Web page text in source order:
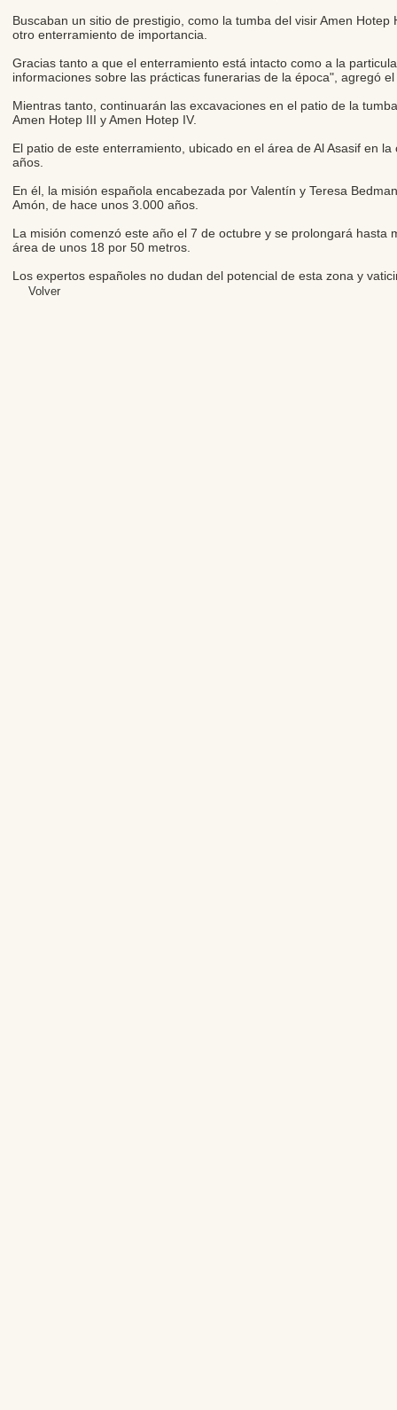
Buscaban un sitio de prestigio, como la tumba del visir Amen
otro enterramiento de importancia.
Gracias tanto a que el enterramiento está intacto como a la
informaciones sobre las prácticas funerarias de la época", agregó
Mientras tanto, continuarán las excavaciones en el patio de la
Amen Hotep III y Amen Hotep IV.
El patio de este enterramiento, ubicado en el área de Al Asasif en
años.
En él, la misión española encabezada por Valentín y Teresa
Amón, de hace unos 3.000 años.
La misión comenzó este año el 7 de octubre y se prolongará
área de unos 18 por 50 metros.
Los expertos españoles no dudan del potencial de esta zona y
Volver